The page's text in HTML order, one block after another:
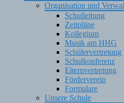
Organisation und
Schulleitung
Zeitpläne
Kollegium
Musik am HHG
Schülervertretung
Schulkonferenz
Elternvertretung
Förderverein
Formulare
Unsere Schule